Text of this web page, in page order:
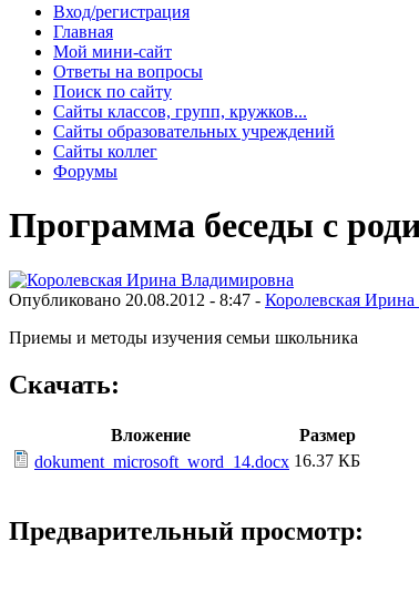
Вход/регистрация
Главная
Мой мини-сайт
Ответы на вопросы
Поиск по сайту
Сайты классов, групп, кружков...
Сайты образовательных учреждений
Сайты коллег
Форумы
Программа беседы с
Опубликовано 20.08.2012 - 8:47 - Королевская
Приемы и методы изучения семьи школьника
Скачать:
Вложение
Размер
dokument_microsoft_word_14.docx 16.37 КБ
Предварительный просмотр: